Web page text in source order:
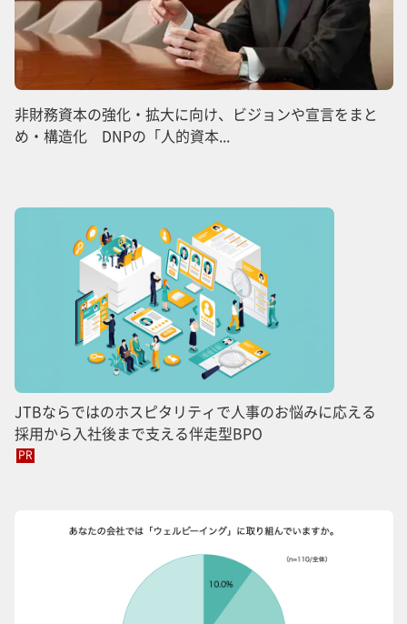
非財務資本の強化・拡大に向け、ビジョンや宣言をまと
め・構造化 DNPの「人的資本...
JTBならではのホスピタリティで人事のお悩みに応える
採用から入社後まで支える伴走型BPO
PR